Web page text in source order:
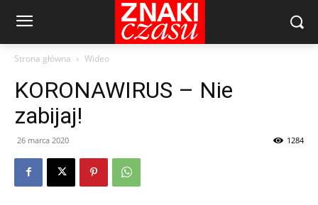
Strona główna Wideo
KORONAWIRUS – Nie
zabijaj!
26 marca 2020 1284